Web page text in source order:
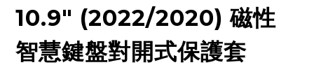
購物滿 HK$200 即可免運費，派送至香港及澳門地區
10.9" (2022/2020) 磁性
智慧鍵盤對開式保護套